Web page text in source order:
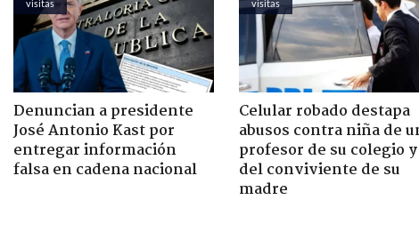
visitas
Denuncian a presidente
José Antonio Kast por
entregar información
falsa en cadena nacional
visitas
Celular robado destapa
abusos contra niña de
profesor de su colegio y
del conviviente de su
madre